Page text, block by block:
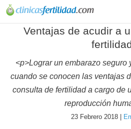
Ventajas de acudir a
<p>Lograr un embarazo
cuando se conocen las ventajas
consulta de fertilidad a cargo de
reproducción
23 Febrero 2018 |